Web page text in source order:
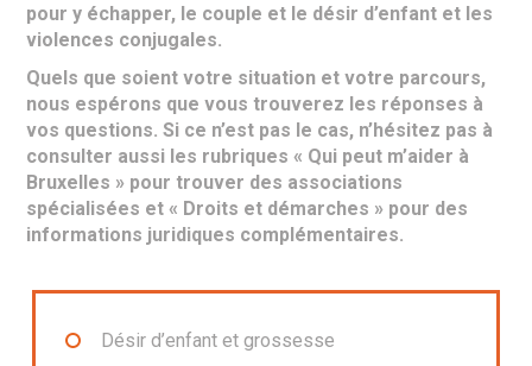
pour y échapper, le couple et le désir d’enfant et les
violences conjugales.
Quels que soient votre situation et votre parcours,
nous espérons que vous trouverez les réponses à
vos questions. Si ce n’est pas le cas, n’hésitez pas à
consulter aussi les rubriques « Qui peut m’aider à
Bruxelles » pour trouver des associations
spécialisées et « Droits et démarches » pour des
informations juridiques complémentaires.
Désir d’enfant et grossesse